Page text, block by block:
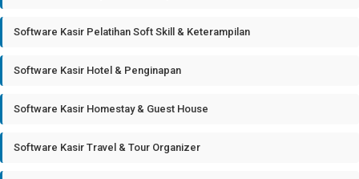
Software Kasir Pelatihan Soft Skill & Keterampilan
Software Kasir Hotel & Penginapan
Software Kasir Homestay & Guest House
Software Kasir Travel & Tour Organizer